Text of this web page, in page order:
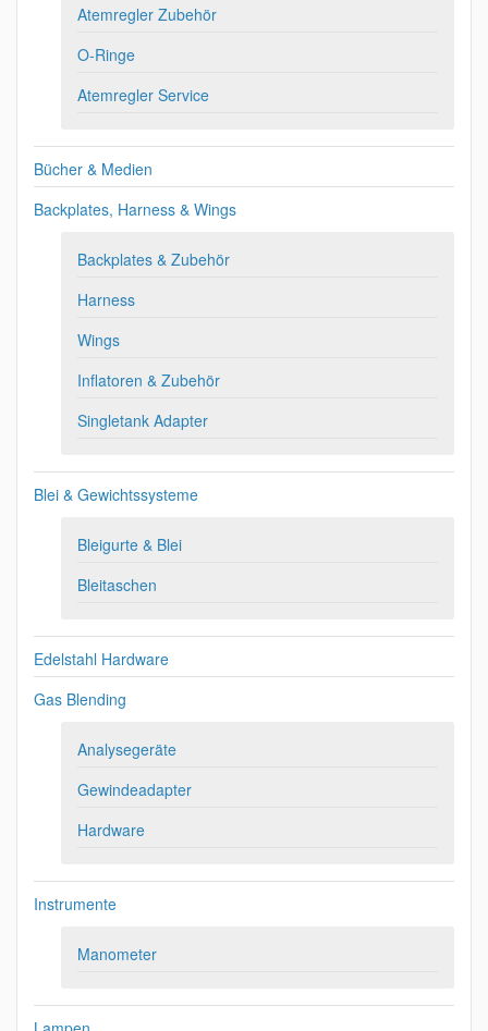
Atemregler Zubehör
O-Ringe
Atemregler Service
Bücher & Medien
Backplates, Harness & Wings
Backplates & Zubehör
Harness
Wings
Inflatoren & Zubehör
Singletank Adapter
Blei & Gewichtssysteme
Bleigurte & Blei
Bleitaschen
Edelstahl Hardware
Gas Blending
Analysegeräte
Gewindeadapter
Hardware
Instrumente
Manometer